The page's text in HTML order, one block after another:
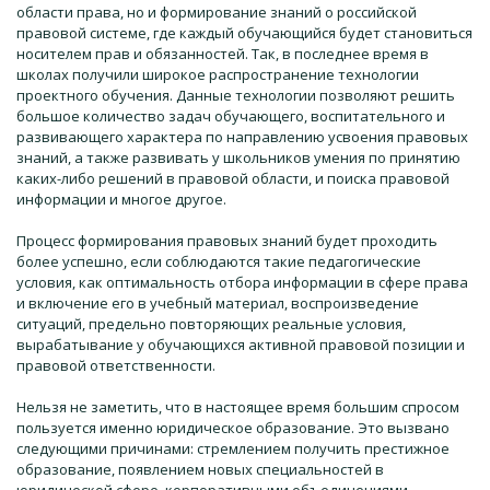
области права, но и формирование знаний о российской
правовой системе, где каждый обучающийся будет становиться
носителем прав и обязанностей. Так, в последнее время в
школах получили широкое распространение технологии
проектного обучения. Данные технологии позволяют решить
большое количество задач обучающего, воспитательного и
развивающего характера по направлению усвоения правовых
знаний, а также развивать у школьников умения по принятию
каких-либо решений в правовой области, и поиска правовой
информации и многое другое.
Процесс формирования правовых знаний будет проходить
более успешно, если соблюдаются такие педагогические
условия, как оптимальность отбора информации в сфере права
и включение его в учебный материал, воспроизведение
ситуаций, предельно повторяющих реальные условия,
вырабатывание у обучающихся активной правовой позиции и
правовой ответственности.
Нельзя не заметить, что в настоящее время большим спросом
пользуется именно юридическое образование. Это вызвано
следующими причинами: стремлением получить престижное
образование, появлением новых специальностей в